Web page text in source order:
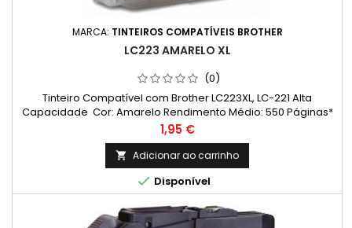
MARCA: TINTEIROS COMPATÍVEIS BROTHER
LC223 AMARELO XL
(0)
Tinteiro Compatível com Brother LC223XL, LC-221 Alta
Capacidade Cor: Amarelo Rendimento Médio: 550 Páginas*
Preço
1,95 €
 Adicionar ao carrinho
 Disponível